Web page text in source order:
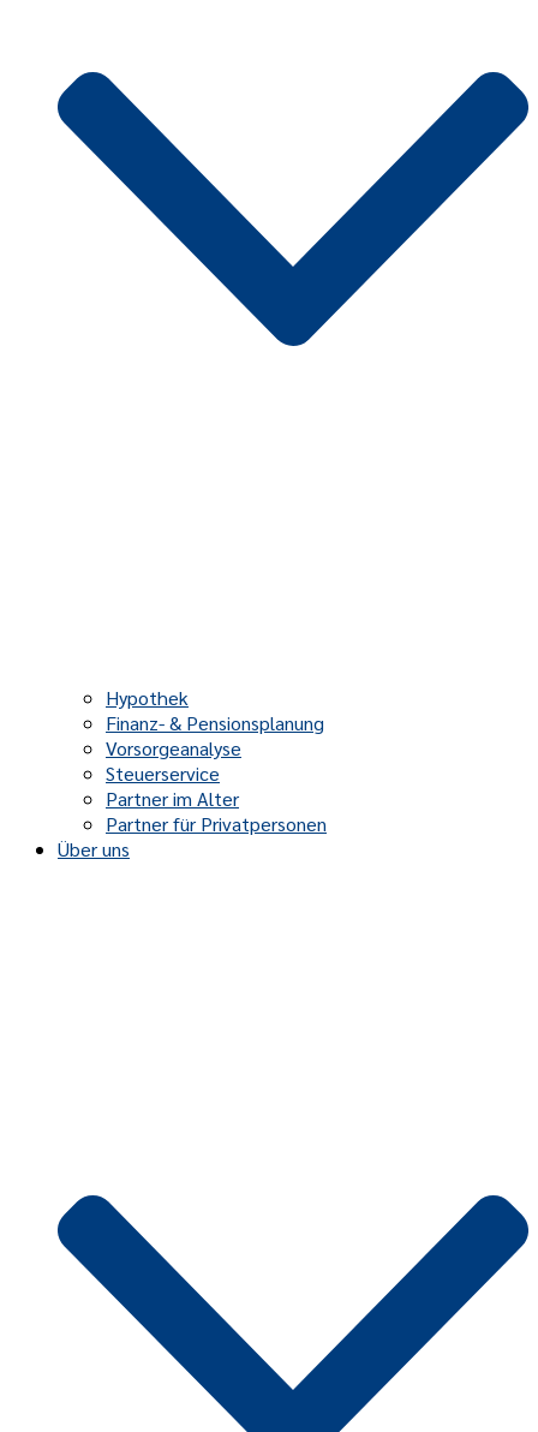
Hypothek
Finanz- & Pensionsplanung
Vorsorgeanalyse
Steuerservice
Partner im Alter
Partner für Privatpersonen
Über uns